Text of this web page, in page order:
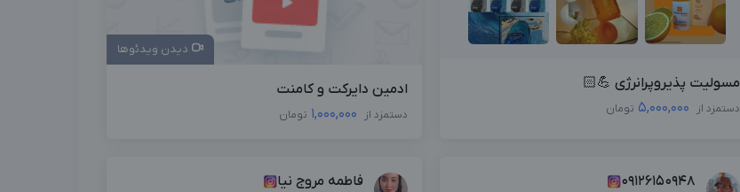
مسولیت پذیروپرانرژی 💪🏻
دستمزد از 5,000,000 تومان
دیدن ویدئوها
ادمین دایرکت و کامنت
دستمزد از 1,000,000 تومان
09126150948 فاطمه مروج نیا